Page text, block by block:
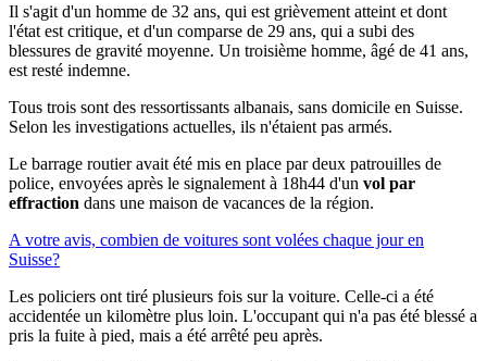
Il s'agit d'un homme de 32 ans, qui est grièvement atteint et dont
l'état est critique, et d'un comparse de 29 ans, qui a subi des
blessures de gravité moyenne. Un troisième homme, âgé de 41 ans,
est resté indemne.
Tous trois sont des ressortissants albanais, sans domicile en Suisse.
Selon les investigations actuelles, ils n'étaient pas armés.
Le barrage routier avait été mis en place par deux patrouilles de
police, envoyées après le signalement à 18h44 d'un vol par
effraction dans une maison de vacances de la région.
A votre avis, combien de voitures sont volées chaque jour en
Suisse?
Les policiers ont tiré plusieurs fois sur la voiture. Celle-ci a été
accidentée un kilomètre plus loin. L'occupant qui n'a pas été blessé a
pris la fuite à pied, mais a été arrêté peu après.